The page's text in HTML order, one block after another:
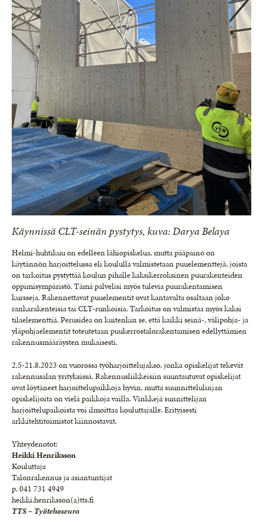
Käynnissä CLT-seinän pystytys, kuva: Darya Belaya
Helmi-huhtikuu on edelleen lähiopiskelua, mutta pääpaino on
käytännön harjoittelussa eli koululla valmistetaan puuelementtejä, joista
on tarkoitus pystyttää koulun pihalle kaksikerroksinen puurakenteiden
oppimisympäristö. Tämä palvelisi myös tulevia puurakentamisen
kursseja. Rakennettavat puuelementit ovat kantavalta osaltaan joko
rankarakenteisia tai CLT-runkoisia. Tarkoitus on valmistaa myös kaksi
tilaelementtiä. Perusidea on kuitenkin se, että kaikki seinä-, välipohja- ja
yläpohjaelementit toteutetaan puukerrostalorakentamisen edellyttämien
rakennusmääräysten mukaisesti.
2.5-21.8.2023 on vuorossa työharjoittelujakso, jonka opiskelijat tekevät
rakennusalan yrityksissä. Rakennusliikkeisiin suuntautuvat opiskelijat
ovat löytäneet harjoittelupaikkoja hyvin, mutta suunnittelulinjan
opiskelijoita on vielä paikkoja vailla. Vinkkejä sunnittelijan
harjoittelupaikoista voi ilmoittaa kouluttajalle. Erityisesti
arkkitehtitoimistot kiinnostavat.
Yhteydenotot:
Heikki Henriksson
Kouluttaja
Talonrakennus ja asiantuntijat
p. 041 731 4949
heikki.henriksson(a)tts.fi
TTS – Työtehoseura